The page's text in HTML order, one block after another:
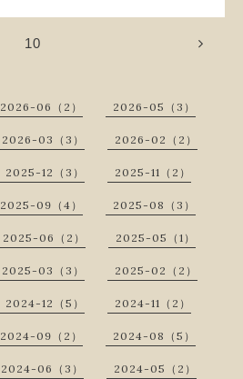
10
2026-06（2） 2026-05（3）
2026-03（3） 2026-02（2）
2025-12（3） 2025-11（2）
2025-09（4） 2025-08（3）
2025-06（2） 2025-05（1）
2025-03（3） 2025-02（2）
2024-12（5） 2024-11（2）
2024-09（2） 2024-08（5）
2024-06（3） 2024-05（2）